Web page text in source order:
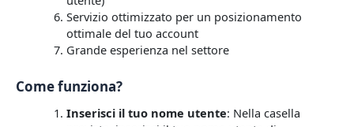
Servizio ottimizzato per un posizionamento
ottimale del tuo account
Grande esperienza nel settore
Come funziona?
Inserisci il tuo nome utente: Nella casella